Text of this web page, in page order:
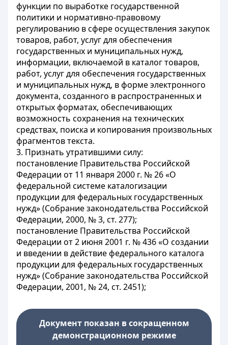
функции по выработке государственной
политики и нормативно-правовому
регулированию в сфере осуществления закупок
товаров, работ, услуг для обеспечения
государственных и муниципальных нужд,
информации, включаемой в каталог товаров,
работ, услуг для обеспечения государственных
и муниципальных нужд, в форме электронного
документа, созданного в распространенных и
открытых форматах, обеспечивающих
возможность сохранения на технических
средствах, поиска и копирования произвольных
фрагментов текста.
3. Признать утратившими силу:
постановление Правительства Российской
Федерации от 11 января 2000 г. № 26 «О
федеральной системе каталогизации
продукции для федеральных государственных
нужд» (Собрание законодательства Российской
Федерации, 2000, № 3, ст. 277);
постановление Правительства Российской
Федерации от 2 июня 2001 г. № 436 «О создании
и введении в действие федерального каталога
продукции для федеральных государственных
нужд» (Собрание законодательства Российской
Федерации, 2001, № 24, ст. 2451);
Документ показан в сокращенном
демонстрационном режиме